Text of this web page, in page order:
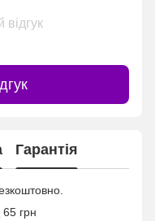
Гарантія
грн